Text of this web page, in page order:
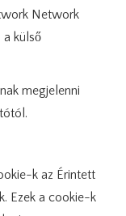
Network
külső
megjelenni
k az Érintett
Ezek a cookie-k